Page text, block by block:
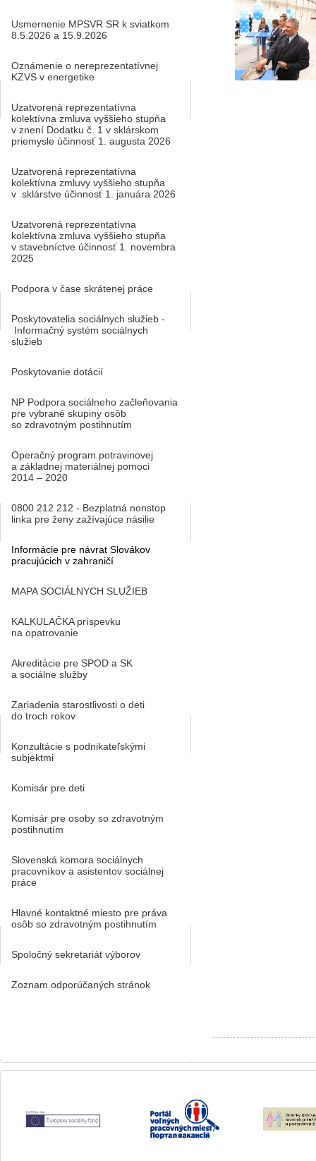
Usmernenie MPSVR SR k sviatkom
8.5.2026 a 15.9.2026
Oznámenie o nereprezentatívnej
KZVS v energetike
Uzatvorená reprezentatívna
kolektívna zmluva vyššieho stupňa
v znení Dodatku č. 1 v sklárskom
priemysle účinnosť 1. augusta 2026
Uzatvorená reprezentatívna
kolektívna zmluvy vyššieho stupňa
v sklárstve účinnosť 1. januára 2026
Uzatvorená reprezentatívna
kolektívna zmluva vyššieho stupňa
v stavebníctve účinnosť 1. novembra
2025
Podpora v čase skrátenej práce
Poskytovatelia sociálnych služieb -
Informačný systém sociálnych
služieb
Poskytovanie dotácií
NP Podpora sociálneho začleňovania
pre vybrané skupiny osôb
so zdravotným postihnutím
Operačný program potravinovej
a základnej materiálnej pomoci
2014 – 2020
0800 212 212 - Bezplatná nonstop
linka pre ženy zažívajúce násilie
Informácie pre návrat Slovákov
pracujúcich v zahraničí
MAPA SOCIÁLNYCH SLUŽIEB
KALKULAČKA príspevku
na opatrovanie
Akreditácie pre SPOD a SK
a sociálne služby
Zariadenia starostlivosti o deti
do troch rokov
Konzultácie s podnikateľskými
subjektmi
Komisár pre deti
Komisár pre osoby so zdravotným
postihnutím
Slovenská komora sociálnych
pracovníkov a asistentov sociálnej
práce
Hlavné kontaktné miesto pre práva
osôb so zdravotným postihnutím
Spoločný sekretariát výborov
Zoznam odporúčaných stránok